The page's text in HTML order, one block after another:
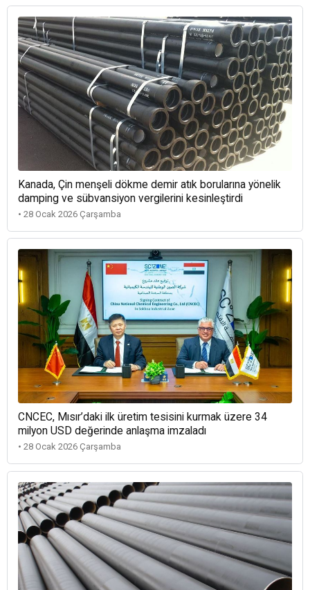
Kanada, Çin menşeli dökme demir atık borularına yönelik
damping ve sübvansiyon vergilerini kesinleştirdi
• 28 Ocak 2026 Çarşamba
CNCEC, Mısır’daki ilk üretim tesisini kurmak üzere 34
milyon USD değerinde anlaşma imzaladı
• 28 Ocak 2026 Çarşamba